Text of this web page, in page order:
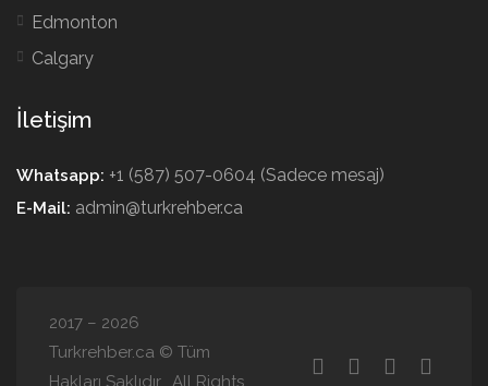
Edmonton
Calgary
İletişim
Whatsapp: +1 (587) 507-0604 (Sadece mesaj)
E-Mail: admin@turkrehber.ca
2017 – 2026
Turkrehber.ca © Tüm
Hakları Saklıdır. All Rights